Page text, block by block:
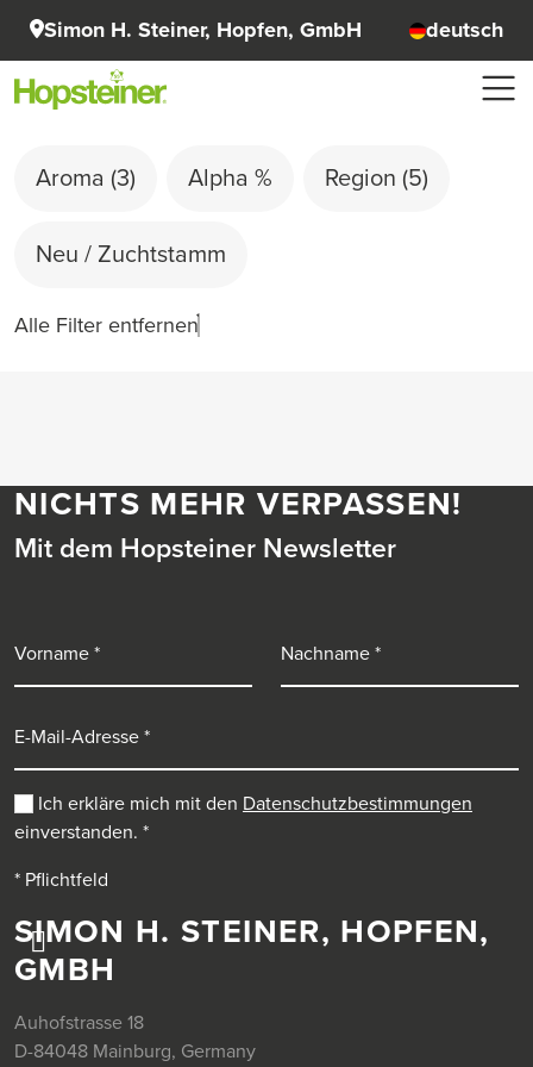
Simon H. Steiner, Hopfen, GmbH deutsch
Aroma (3) Alpha % Region (5)
Neu / Zuchtstamm
Alle Filter entfernen
SIMON H. STEINER, HOPFEN,
GMBH
Auhofstrasse 18
D-84048 Mainburg, Germany
NICHTS MEHR VERPASSEN!
Mit dem Hopsteiner Newsletter
Ich erkläre mich mit den Datenschutzbestimmungen
einverstanden. *
* Pflichtfeld